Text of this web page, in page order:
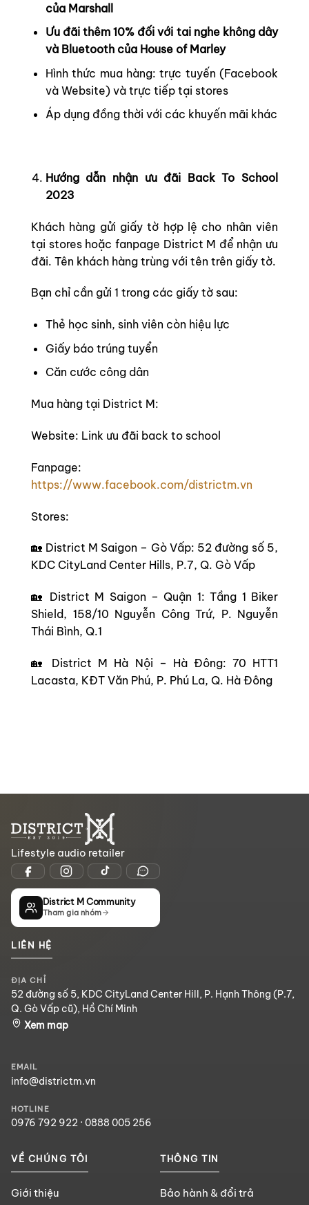
của Marshall
Ưu đãi thêm 10% đối với tai nghe không dây
và Bluetooth của House of Marley
Hình thức mua hàng: trực tuyến (Facebook
và Website) và trực tiếp tại stores
Áp dụng đồng thời với các khuyến mãi khác
Hướng dẫn nhận ưu đãi Back To School
2023
Khách hàng gửi giấy tờ hợp lệ cho nhân viên
tại stores hoặc fanpage District M để nhận ưu
đãi. Tên khách hàng trùng với tên trên giấy tờ.
Bạn chỉ cần gửi 1 trong các giấy tờ sau:
Thẻ học sinh, sinh viên còn hiệu lực
Giấy báo trúng tuyển
Căn cước công dân
Mua hàng tại District M:
Website: Link ưu đãi back to school
Fanpage:
https://www.facebook.com/districtm.vn
Stores:
🏡 District M Saigon – Gò Vấp: 52 đường số 5,
KDC CityLand Center Hills, P.7, Q. Gò Vấp
🏡 District M Saigon – Quận 1: Tầng 1 Biker
Shield, 158/10 Nguyễn Công Trứ, P. Nguyễn
Thái Bình, Q.1
🏡 District M Hà Nội – Hà Đông: 70 HTT1
Lacasta, KĐT Văn Phú, P. Phú La, Q. Hà Đông
Lifestyle audio retailer
District M Community
Tham gia nhóm
LIÊN HỆ
ĐỊA CHỈ
52 đường số 5, KDC CityLand Center Hill, P. Hạnh Thông (P.7,
Q. Gò Vấp cũ), Hồ Chí Minh
Xem map
EMAIL
info@districtm.vn
HOTLINE
0976 792 922 · 0888 005 256
VỀ CHÚNG TÔI
Giới thiệu
THÔNG TIN
Bảo hành & đổi trả